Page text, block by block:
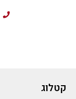
קטלוג